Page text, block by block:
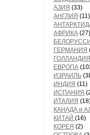
АЗИЯ (33)
АНГЛИЯ (11)
АФРИКА (27)
ГЕРМАНИЯ
ГОЛЛАНДИЯ
ЕВРОПА
ИЗРАИЛЬ
ИНДИЯ (11)
ИСПАНИЯ
ИТАЛИЯ
КАНАДА и
КИТАЙ (16)
КОРЕЯ (2)